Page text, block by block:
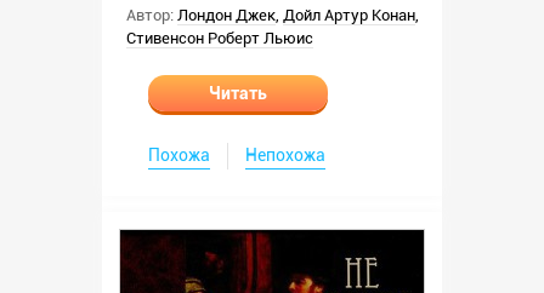
Автор: Лондон Джек, Дойл Артур Конан,
Стивенсон Роберт Льюис
Читать
Похожа Непохожа